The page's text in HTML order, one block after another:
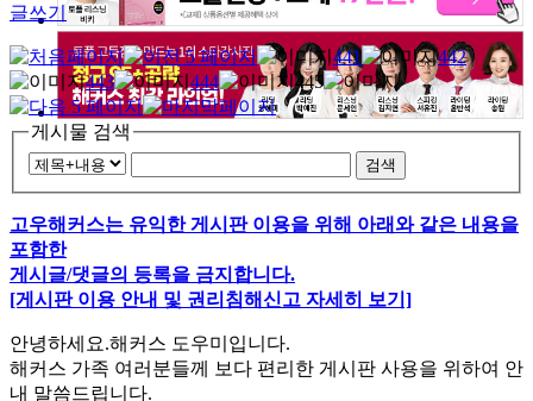
글쓰기
441
442
443
444 445
게시물 검색
검색
고우해커스는 유익한 게시판 이용을 위해 아래와 같은 내용을
포함한
게시글/댓글의 등록을 금지합니다.
[게시판 이용 안내 및 권리침해신고 자세히 보기]
안녕하세요.해커스 도우미입니다.
해커스 가족 여러분들께 보다 편리한 게시판 사용을 위하여 안
내 말씀드립니다.